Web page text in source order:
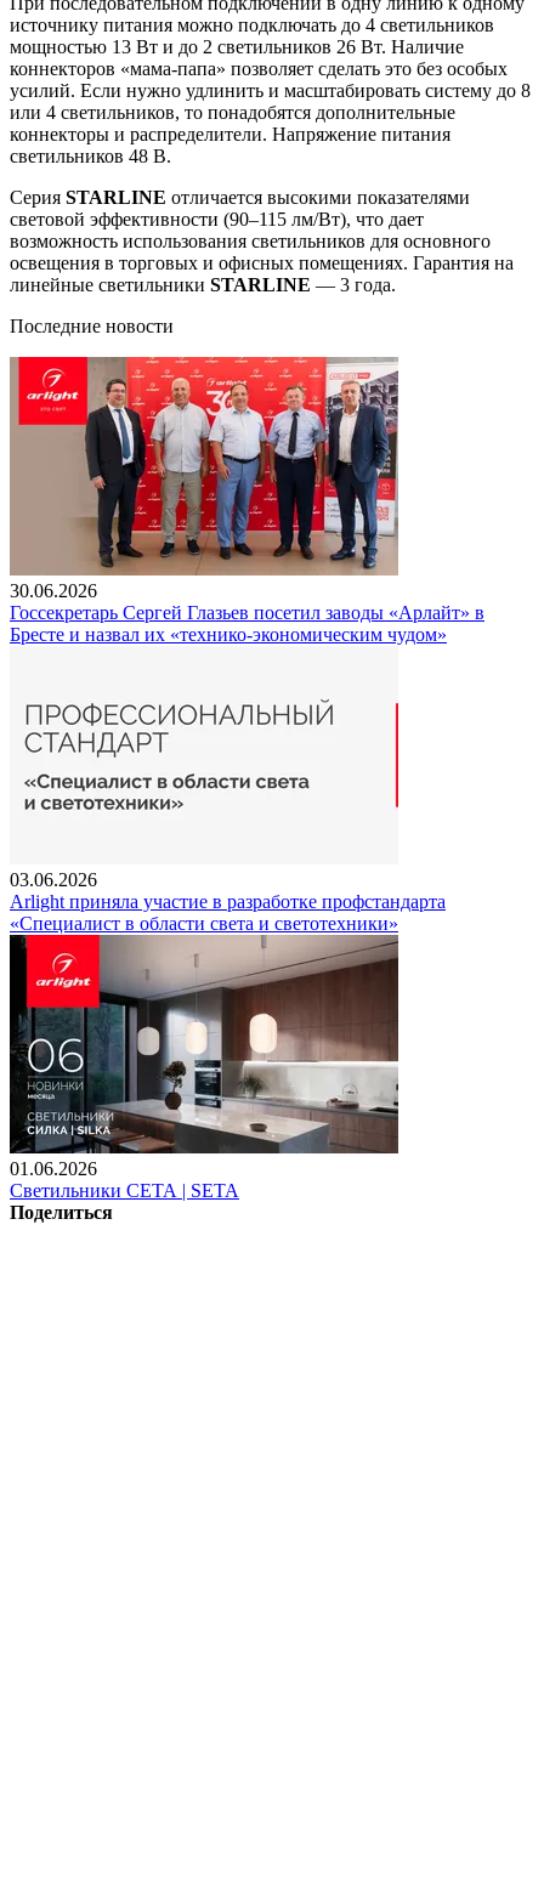
источнику питания можно подключать до 4 светильников
мощностью 13 Вт и до 2 светильников 26 Вт. Наличие
коннекторов «мама-папа» позволяет сделать это без особых
усилий. Если нужно удлинить и масштабировать систему до 8
или 4 светильников, то понадобятся дополнительные
коннекторы и распределители. Напряжение питания
светильников 48 В.
Серия STARLINE отличается высокими показателями
световой эффективности (90–115 лм/Вт), что дает
возможность использования светильников для основного
освещения в торговых и офисных помещениях. Гарантия на
линейные светильники STARLINE — 3 года.
Последние новости
30.06.2026
Госсекретарь Сергей Глазьев посетил заводы «Арлайт» в
Бресте и назвал их «технико-экономическим чудом»
03.06.2026
Arlight приняла участие в разработке профстандарта
«Специалист в области света и светотехники»
01.06.2026
Светильники СЕТА | SETA
Поделиться